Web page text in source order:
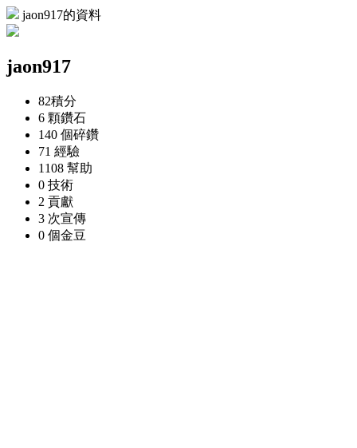
jaon917的資料
jaon917
82積分
6 顆鑽石
140 個碎鑽
71 經驗
1108 幫助
0 技術
2 貢獻
3 次宣傳
0 個金豆